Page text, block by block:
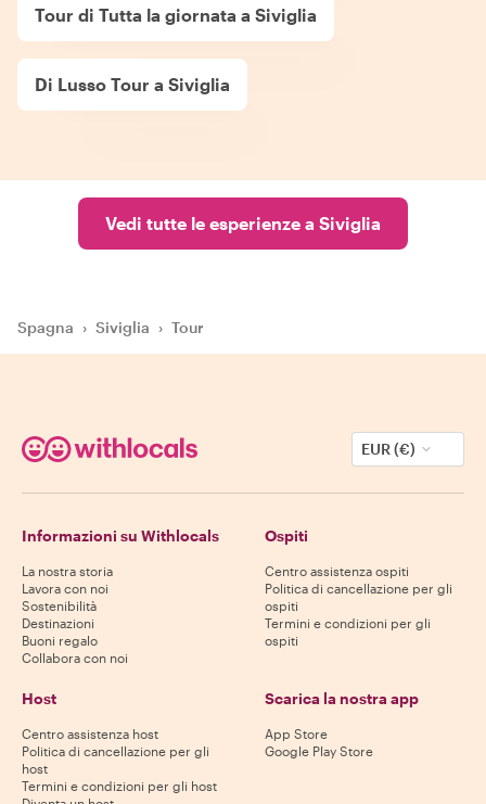
Tour di Tutta la giornata a Siviglia
Di Lusso Tour a Siviglia
Vedi tutte le esperienze a Siviglia
Spagna › Siviglia › Tour
EUR (€)
Informazioni su Withlocals
La nostra storia
Lavora con noi
Sostenibilità
Destinazioni
Buoni regalo
Collabora con noi
Ospiti
Centro assistenza ospiti
Politica di cancellazione per gli
ospiti
Termini e condizioni per gli
ospiti
Host
Centro assistenza host
Politica di cancellazione per gli
host
Termini e condizioni per gli host
Scarica la nostra app
App Store
Google Play Store